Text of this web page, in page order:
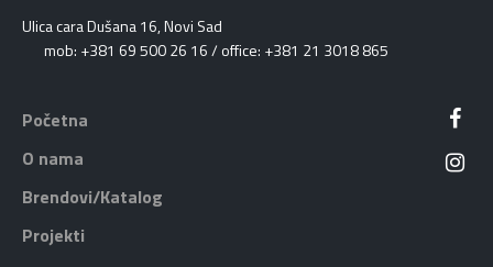
Ulica cara Dušana 16, Novi Sad
mob: +381 69 500 26 16 / office: +381 21 3018 865
Početna
O nama
Brendovi/Katalog
Projekti